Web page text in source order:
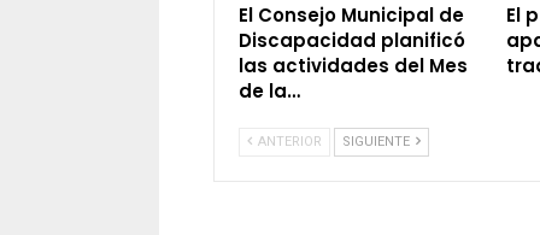
El Consejo Municipal de
Discapacidad planificó
las actividades del Mes
de la…
El
ANTERIOR SIGUIENTE